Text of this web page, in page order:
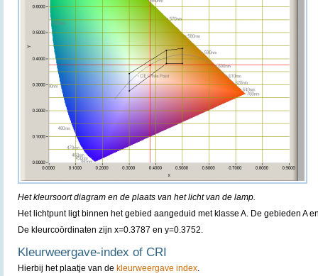
Het kleursoort diagram en de plaats van het licht van de lamp.
Het lichtpunt ligt binnen het gebied aangeduid met klasse A. De gebieden A
De kleurcoördinaten zijn x=0.3787 en y=0.3752.
Kleurweergave-index of CRI
Hierbij het plaatje van de kleurweergave index.